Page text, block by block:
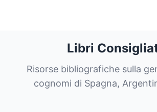
Libri
Risorse bibliografiche sulla
cognomi di Spagna,